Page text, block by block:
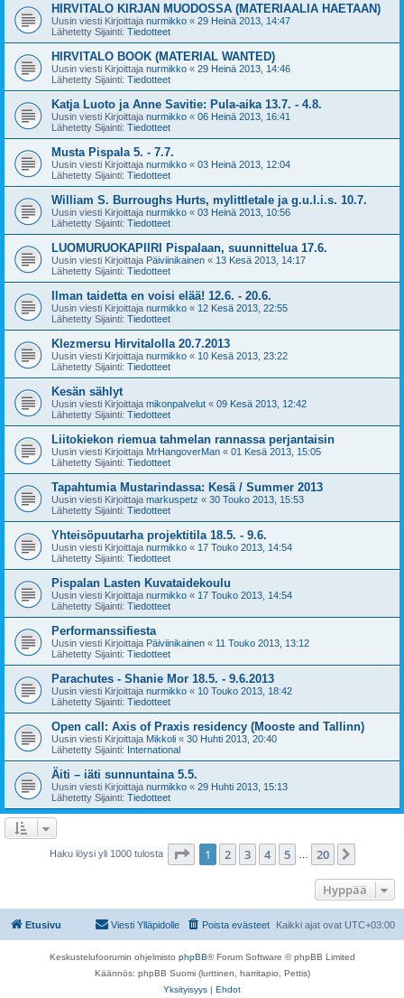
HIRVITALO KIRJAN MUODOSSA (MATERIAALIA HAETAAN)
Uusin viesti Kirjoittaja nurmikko « 29 Heinä 2013, 14:47
Lähetetty Sijainti: Tiedotteet
HIRVITALO BOOK (MATERIAL WANTED)
Uusin viesti Kirjoittaja nurmikko « 29 Heinä 2013, 14:46
Lähetetty Sijainti: Tiedotteet
Katja Luoto ja Anne Savitie: Pula-aika 13.7. - 4.8.
Uusin viesti Kirjoittaja nurmikko « 06 Heinä 2013, 16:41
Lähetetty Sijainti: Tiedotteet
Musta Pispala 5. - 7.7.
Uusin viesti Kirjoittaja nurmikko « 03 Heinä 2013, 12:04
Lähetetty Sijainti: Tiedotteet
William S. Burroughs Hurts, mylittletale ja g.u.l.i.s. 10.7.
Uusin viesti Kirjoittaja nurmikko « 03 Heinä 2013, 10:56
Lähetetty Sijainti: Tiedotteet
LUOMURUOKAPIIRI Pispalaan, suunnittelua 17.6.
Uusin viesti Kirjoittaja Päiviinikainen « 13 Kesä 2013, 14:17
Lähetetty Sijainti: Tiedotteet
Ilman taidetta en voisi elää! 12.6. - 20.6.
Uusin viesti Kirjoittaja nurmikko « 12 Kesä 2013, 22:55
Lähetetty Sijainti: Tiedotteet
Klezmersu Hirvitalolla 20.7.2013
Uusin viesti Kirjoittaja nurmikko « 10 Kesä 2013, 23:22
Lähetetty Sijainti: Tiedotteet
Kesän sählyt
Uusin viesti Kirjoittaja mikonpalvelut « 09 Kesä 2013, 12:42
Lähetetty Sijainti: Tiedotteet
Liitokiekon riemua tahmelan rannassa perjantaisin
Uusin viesti Kirjoittaja MrHangoverMan « 01 Kesä 2013, 15:05
Lähetetty Sijainti: Tiedotteet
Tapahtumia Mustarindassa: Kesä / Summer 2013
Uusin viesti Kirjoittaja markuspetz « 30 Touko 2013, 15:53
Lähetetty Sijainti: Tiedotteet
Yhteisöpuutarha projektitila 18.5. - 9.6.
Uusin viesti Kirjoittaja nurmikko « 17 Touko 2013, 14:54
Lähetetty Sijainti: Tiedotteet
Pispalan Lasten Kuvataidekoulu
Uusin viesti Kirjoittaja nurmikko « 17 Touko 2013, 14:54
Lähetetty Sijainti: Tiedotteet
Performanssifiesta
Uusin viesti Kirjoittaja Päiviinikainen « 11 Touko 2013, 13:12
Lähetetty Sijainti: Tiedotteet
Parachutes - Shanie Mor 18.5. - 9.6.2013
Uusin viesti Kirjoittaja nurmikko « 10 Touko 2013, 18:42
Lähetetty Sijainti: Tiedotteet
Open call: Axis of Praxis residency (Mooste and Tallinn)
Uusin viesti Kirjoittaja Mikkoli « 30 Huhti 2013, 20:40
Lähetetty Sijainti: International
Äiti – iäti sunnuntaina 5.5.
Uusin viesti Kirjoittaja nurmikko « 29 Huhti 2013, 15:13
Lähetetty Sijainti: Tiedotteet
Haku löysi yli 1000 tulosta Sivu /20
1 2 3 4 5 20
Hyppää
Etusivu Kaikki ajat ovat UTC+03:00
Poista evästeet
Viesti Ylläpidolle
Keskustelufoorumin ohjelmisto phpBB® Forum Software © phpBB Limited
Käännös: phpBB Suomi (lurttinen, harritapio, Pettis)
Yksityisyys | Ehdot